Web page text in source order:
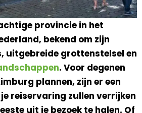
provincie in het
bekend om zijn
uitgebreide grottenstelsel en
. Voor degenen
plannen, zijn er een
reiservaring zullen verrijken
uit je bezoek te halen. Of